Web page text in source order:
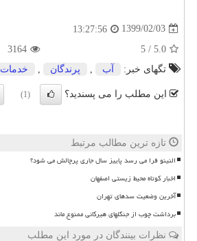
1399/02/03
13:27:56
5.0
/
5
3164
تگهای خبر:
آب پرندگان خدمات
این مطلب را می پسندید؟ (1)
تازه ترین مطالب مرتبط
النینو فرا می رسد پاییز سال جاری پرچالش می شود؟
اخبار کوتاه محیط زیستی اصفهان
آخرین وضعیت سدهای تهران
برداشت چوب از جنگلهای هیرکانی ممنوع ماند
نظرات بینندگان در مورد این مطلب